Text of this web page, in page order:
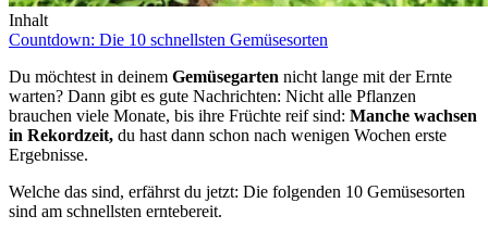
Inhalt
Countdown: Die 10 schnellsten Gemüsesorten
Du möchtest in deinem Gemüsegarten nicht lange mit der Ernte
warten? Dann gibt es gute Nachrichten: Nicht alle Pflanzen
brauchen viele Monate, bis ihre Früchte reif sind: Manche wachsen
in Rekordzeit, du hast dann schon nach wenigen Wochen erste
Ergebnisse.
Welche das sind, erfährst du jetzt: Die folgenden 10 Gemüsesorten
sind am schnellsten erntebereit.